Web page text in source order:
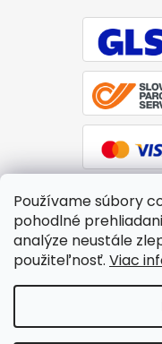
Používame súbory
pohodlné
analýze neustále
použiteľnosť. Viac